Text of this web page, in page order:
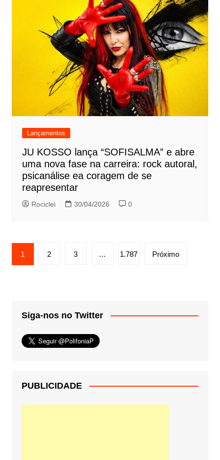
Lançamentos
JU KOSSO lança “SOFISALMA” e abre
uma nova fase na carreira: rock autoral,
psicanálise ea coragem de se
reapresentar
Rociclei 30/04/2026 0
Paginação
de
1 2 3 … 1.787 Próximo
Siga-nos no Twitter
PUBLICIDADE